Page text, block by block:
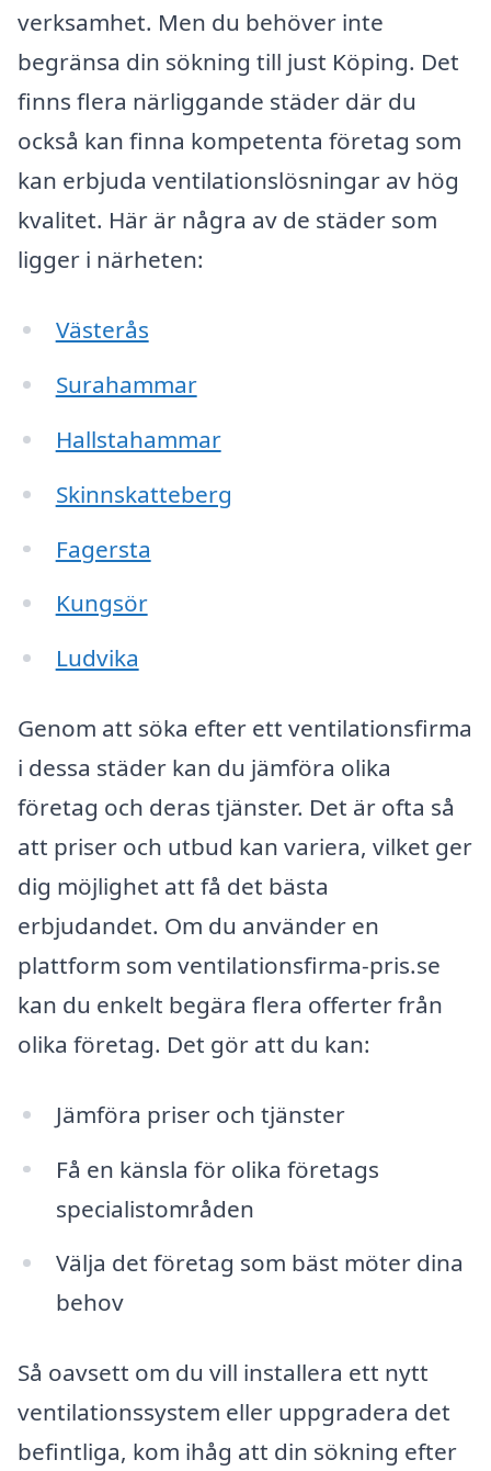
verksamhet. Men du behöver inte
begränsa din sökning till just Köping. Det
finns flera närliggande städer där du
också kan finna kompetenta företag som
kan erbjuda ventilationslösningar av hög
kvalitet. Här är några av de städer som
ligger i närheten:
Västerås
Surahammar
Hallstahammar
Skinnskatteberg
Fagersta
Kungsör
Ludvika
Genom att söka efter ett ventilationsfirma
i dessa städer kan du jämföra olika
företag och deras tjänster. Det är ofta så
att priser och utbud kan variera, vilket ger
dig möjlighet att få det bästa
erbjudandet. Om du använder en
plattform som ventilationsfirma-pris.se
kan du enkelt begära flera offerter från
olika företag. Det gör att du kan:
Jämföra priser och tjänster
Få en känsla för olika företags
specialistområden
Välja det företag som bäst möter dina
behov
Så oavsett om du vill installera ett nytt
ventilationssystem eller uppgradera det
befintliga, kom ihåg att din sökning efter